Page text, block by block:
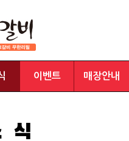
이벤트 매장안내